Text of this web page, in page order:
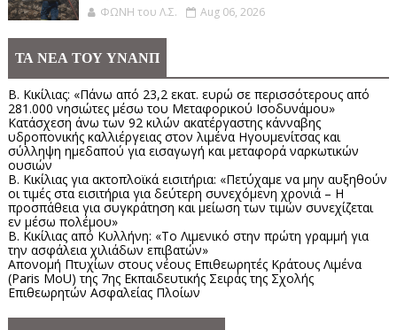
ΦΩΝΗ του Λ.Σ. Aug 06, 2026
ΤΑ ΝΕΑ ΤΟΥ ΥΝΑΝΠ
Β. Κικίλιας: «Πάνω από 23,2 εκατ. ευρώ σε περισσότερους από
281.000 νησιώτες μέσω του Μεταφορικού Ισοδυνάμου»
Κατάσχεση άνω των 92 κιλών ακατέργαστης κάνναβης
υδροπονικής καλλιέργειας στον λιμένα Ηγουμενίτσας και
σύλληψη ημεδαπού για εισαγωγή και μεταφορά ναρκωτικών
ουσιών
Β. Κικίλιας για ακτοπλοϊκά εισιτήρια: «Πετύχαμε να μην αυξηθούν
οι τιμές στα εισιτήρια για δεύτερη συνεχόμενη χρονιά – Η
προσπάθεια για συγκράτηση και μείωση των τιμών συνεχίζεται
εν μέσω πολέμου»
Β. Κικίλιας από Κυλλήνη: «Το Λιμενικό στην πρώτη γραμμή για
την ασφάλεια χιλιάδων επιβατών»
Απονομή Πτυχίων στους νέους Επιθεωρητές Κράτους Λιμένα
(Paris MoU) της 7ης Εκπαιδευτικής Σειράς της Σχολής
Επιθεωρητών Ασφαλείας Πλοίων